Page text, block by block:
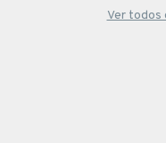
Ver todos